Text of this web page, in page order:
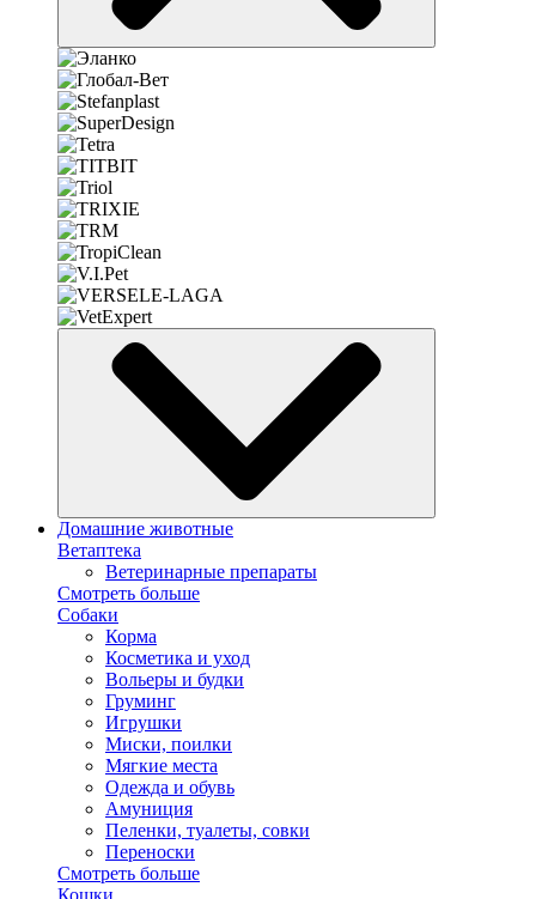
Домашние животные
Ветаптека
Ветеринарные препараты
Смотреть больше
Собаки
Корма
Косметика и уход
Вольеры и будки
Груминг
Игрушки
Миски, поилки
Мягкие места
Одежда и обувь
Амуниция
Пеленки, туалеты, совки
Переноски
Смотреть больше
Кошки